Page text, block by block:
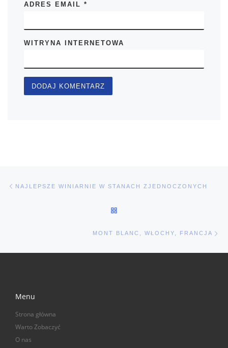
ADRES EMAIL*
WITRYNA INTERNETOWA
Nawigacja wpisu
NAJLEPSZE WINIARNIE W STANACH ZJEDNOCZONYCH
MONT BLANC, WŁOCHY, FRANCJA
Menu
Strona główna
Warto Zobaczyć
O nas